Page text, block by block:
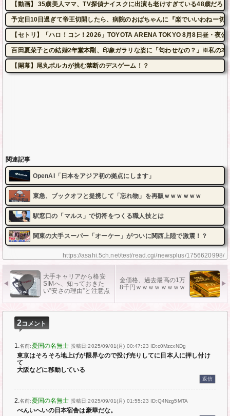
https://asahi.5ch.net/test/read.cgi/newsplus/1756620998/
【動画】 35歳美人ママ、TV探偵ナイスクに出演も老けすぎている48歳だろ
予定日10日過ぎて帝王切開したら、病院のおばちゃんに『楽でいいわねー切
【セトリ】「ハロ！コン！2026」TOYOTA ARENA TOKYO 8月8日昼・夜公
百田夏菜子との結婚2年堂本剛、印象ガラリな姿に「匂わせなの？」※私の本
【開幕】尾丸ポルカが挑む禁断のデスゲーム！？
関連記事
OpenAI「日本をアジア初の拠点にします」
東急、ブックオフと提携して「忘れ物」を再販ｗｗｗｗｗｗ
駅窓口の「マルス」で切符をつくる職人技とは
関東の大手スーパー「オーケー」がついに関西上陸で激震！？
大手キャリアから格安
SIMへ、知っておきた
い”安さの理由”と注意点
金価格、過去最高の1万
8千円ｗｗｗｗｗｗｗｗ
2コメント
1.名前:憂国の名無士 投稿日:2025/09/01(月) 00:47:23 ID:c0MzcxNDg
東京はそろそろ地上げが限界なので投げ売りしてに日本人に押し付け
て
大阪などに移動している
返信
2.名前:憂国の名無士 投稿日:2025/09/01(月) 01:55:23 ID:Q4Nzg5MTA
べんいへいの日本宿舎は豪華だな。